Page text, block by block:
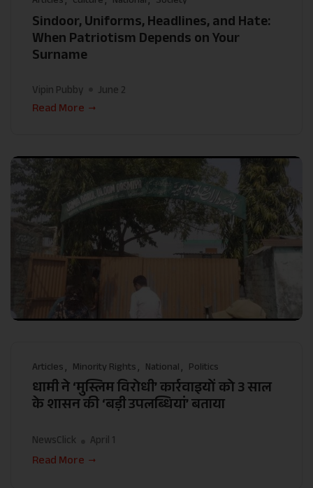
Sindoor, Uniforms, Headlines, and Hate:
When Patriotism Depends on Your
Surname
Vipin Pubby
June 2
Read More
Articles Minority Rights National Politics
धामी ने ‘मुस्लिम विरोधी’ कार्रवाइयों को 3 साल
के शासन की ‘बड़ी उपलब्धियां’ बताया
NewsClick April 1
Read More